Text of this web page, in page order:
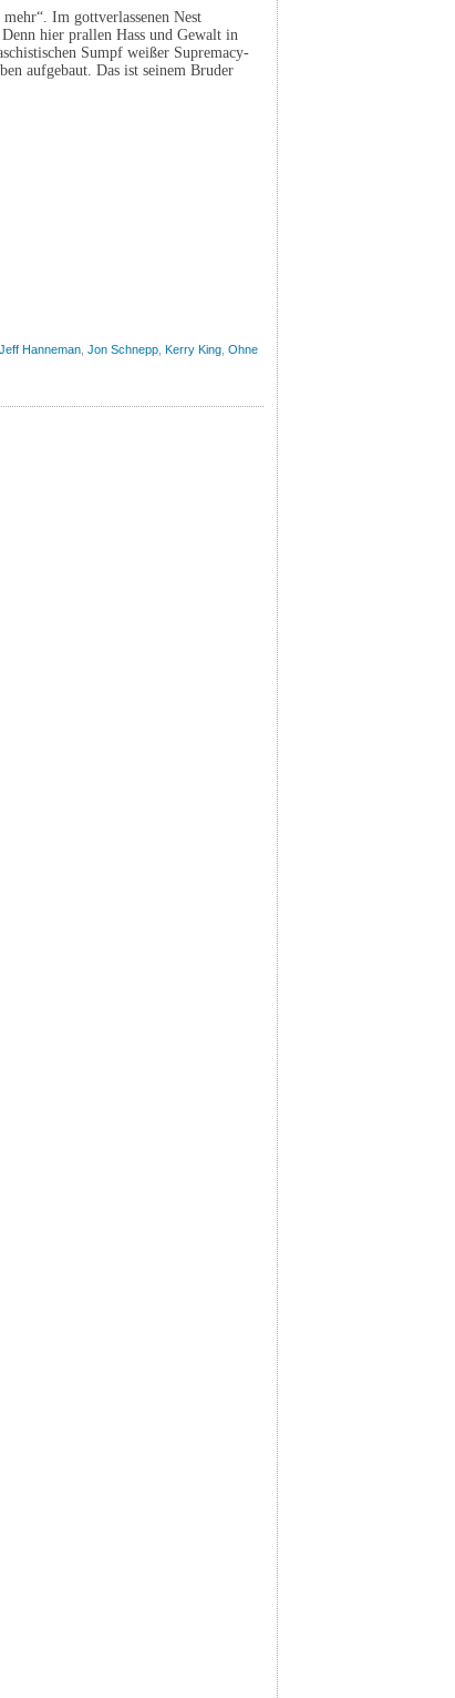
Im gottverlassenen Nest
hier prallen Hass und Gewalt in
Sumpf weißer Supremacy-
aufgebaut. Das ist seinem Bruder
Jeff Hanneman Jon Schnepp Kerry King Ohne